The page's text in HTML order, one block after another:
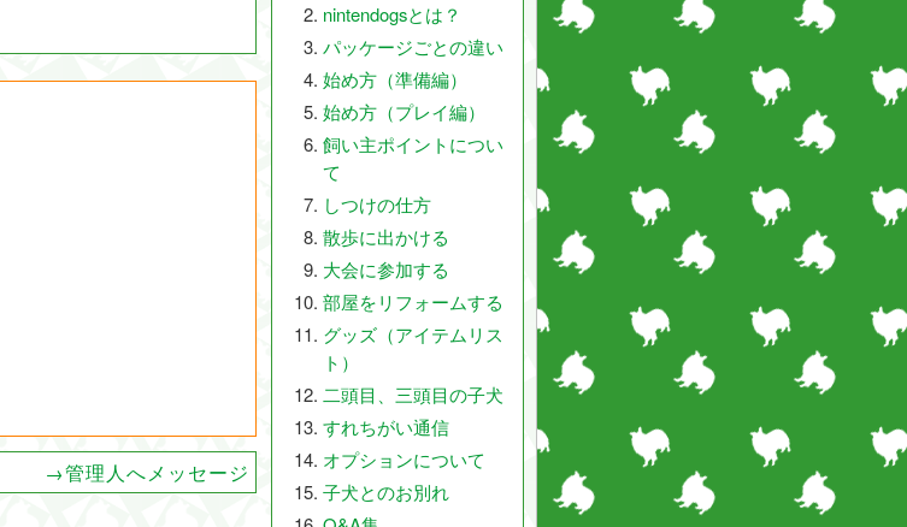
→管理人へメッセージ
nintendogsとは？
パッケージごとの違い
始め方（準備編）
始め方（プレイ編）
飼い主ポイントについ
て
しつけの仕方
散歩に出かける
大会に参加する
部屋をリフォームする
グッズ（アイテムリス
ト）
二頭目、三頭目の子犬
すれちがい通信
オプションについて
子犬とのお別れ